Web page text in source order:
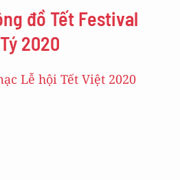
đồ Tết Festival
2020